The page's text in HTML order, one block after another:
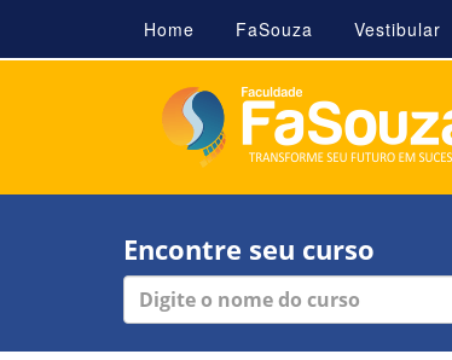
Home FaSouza Vestibular
Encontre seu curso